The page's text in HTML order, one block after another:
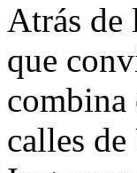
Atrás de
que
combina
calles